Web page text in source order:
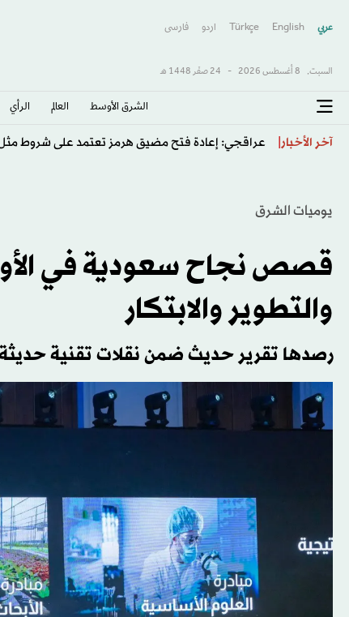
عربي English
Türkçe اردو فارسى
السبت, 8 أغسطس 2026 - 24 صفَر 1448 هـ
الشرق الأوسط​ العالم الرأي
آخر الأخبار
يوميات الشرق
قصص نجاح سعودية في
والتطوير والابتكار
رصدها تقرير حديث ضمن نقلات تقنية